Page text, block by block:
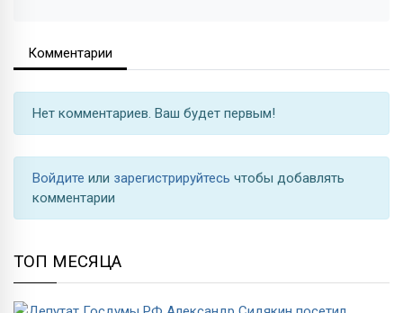
Комментарии
Нет комментариев. Ваш будет первым!
Войдите или зарегистрируйтесь чтобы добавлять
комментарии
ТОП МЕСЯЦА